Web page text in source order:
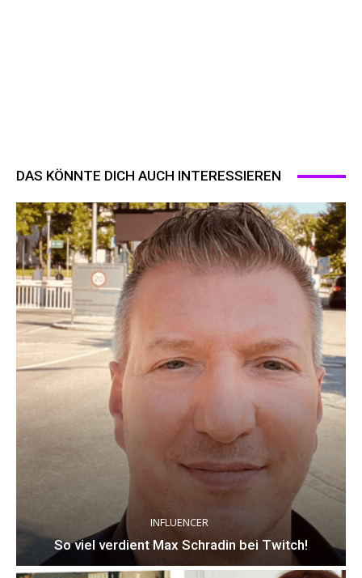
DAS KÖNNTE DICH AUCH INTERESSIEREN
INFLUENCER
So viel verdient Max Schradin bei Twitch!